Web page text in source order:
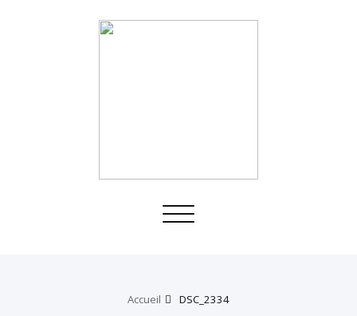
Toggle
Accueil DSC_2334